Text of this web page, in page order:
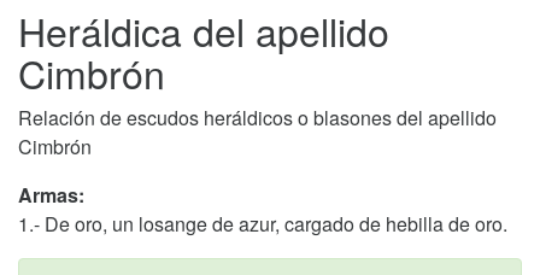
Heráldica del apellido
Cimbrón
Relación de escudos heráldicos o blasones del apellido
Cimbrón
Armas:
1.- De oro, un losange de azur, cargado de hebilla de oro.